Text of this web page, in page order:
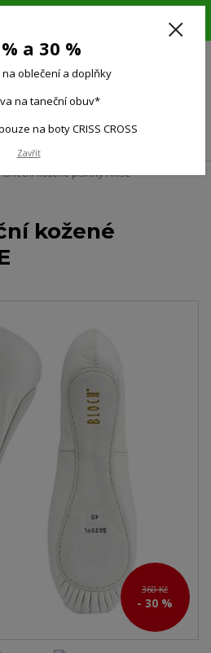
na všechno oblečení a doplňky !!!
kožené piškoty ARISE
kožené
360 Kč
- 30 %
a 30 %
na oblečení a doplňky
na taneční obuv*
na boty CRISS CROSS
Zavřít